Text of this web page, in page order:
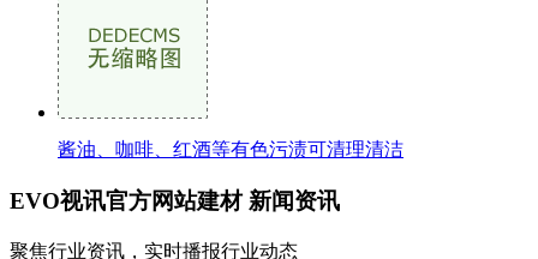
酱油、咖啡、红酒等有色污渍可清理清洁
EVO视讯官方网站建材 新闻资讯
聚焦行业资讯，实时播报行业动态